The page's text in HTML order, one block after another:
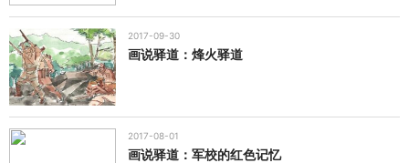
2017-09-30
画说驿道：烽火驿道
2017-08-01
画说驿道：军校的红色记忆